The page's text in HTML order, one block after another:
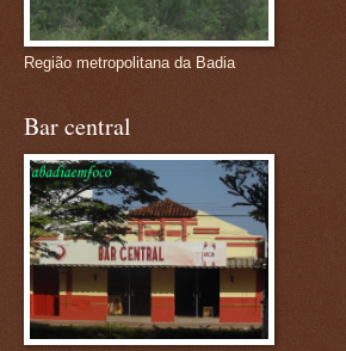
Região metropolitana da Badia
Bar central